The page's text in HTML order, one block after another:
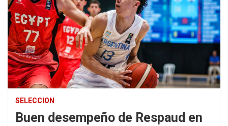
SELECCION
Buen desempeño de Respaud en